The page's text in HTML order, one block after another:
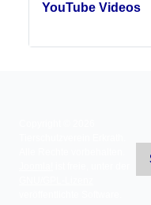
YouTube Videos